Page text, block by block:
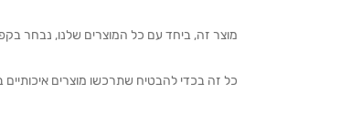
מוצר זה, ביחד עם כל המוצרים שלנו, נבחר
כל זה בכדי להבטיח שתרכשו מוצרים